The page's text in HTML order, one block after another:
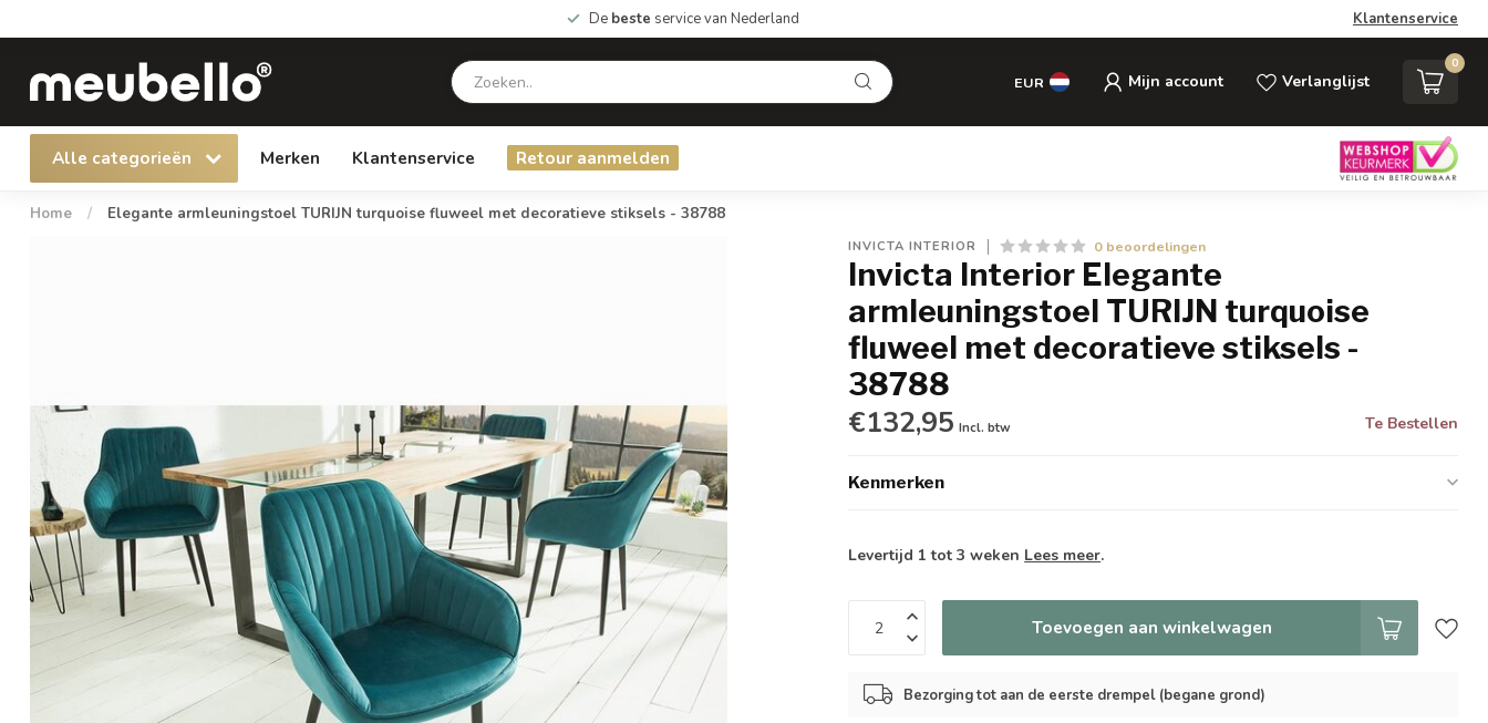
De beste service van Nederland Klantenservice
EUR Mijn account Verlanglijst
0
Alle categorieën Merken Klantenservice Retour aanmelden
Home / Elegante armleuningstoel TURIJN turquoise fluweel met decoratieve stiksels - 38788
INVICTA INTERIOR 0 beoordelingen
Invicta Interior Elegante
armleuningstoel TURIJN turquoise
fluweel met decoratieve stiksels -
38788
€132,95 Incl. btw Te Bestellen
Kenmerken
Levertijd 1 tot 3 weken Lees meer.
Toevoegen aan winkelwagen
Bezorging tot aan de eerste drempel (begane grond)